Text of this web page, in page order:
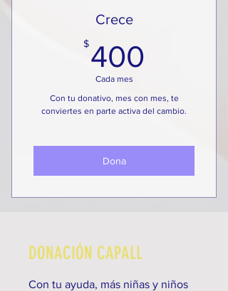
Crece
$400
Cada mes
Con tu donativo, mes con mes, te
conviertes en parte activa del cambio.
Dona
DONACIÓN CAPALL
Con tu ayuda, más niñas y niños